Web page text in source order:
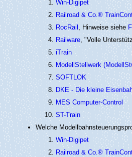
Win-Digipet
Railroad & Co.®
RocRail , Hinweise siehe
Railware, "Volle
iTrain
ModellStellwerk
SOFTLOK
DKE - Die kleine
MES Computer-Control
ST-Train
Welche
Win-Digipet
Railroad & Co.®